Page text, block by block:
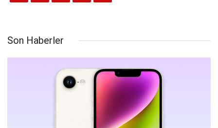
Son Haberler